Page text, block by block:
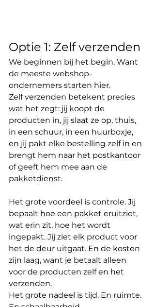
Optie 1: Zelf verzenden
We beginnen bij het begin. Want
de meeste webshop-
ondernemers starten hier.
Zelf verzenden betekent precies
wat het zegt: jij koopt de
producten in, jij slaat ze op, thuis,
in een schuur, in een huurboxje,
en jij pakt elke bestelling zelf in en
brengt hem naar het postkantoor
of geeft hem mee aan de
pakketdienst.
Het grote voordeel is controle. Jij
bepaalt hoe een pakket eruitziet,
wat erin zit, hoe het wordt
ingepakt. Jij ziet elk product voor
het de deur uitgaat. En de kosten
zijn laag, want je betaalt alleen
voor de producten zelf en het
verzenden.
Het grote nadeel is tijd. En ruimte.